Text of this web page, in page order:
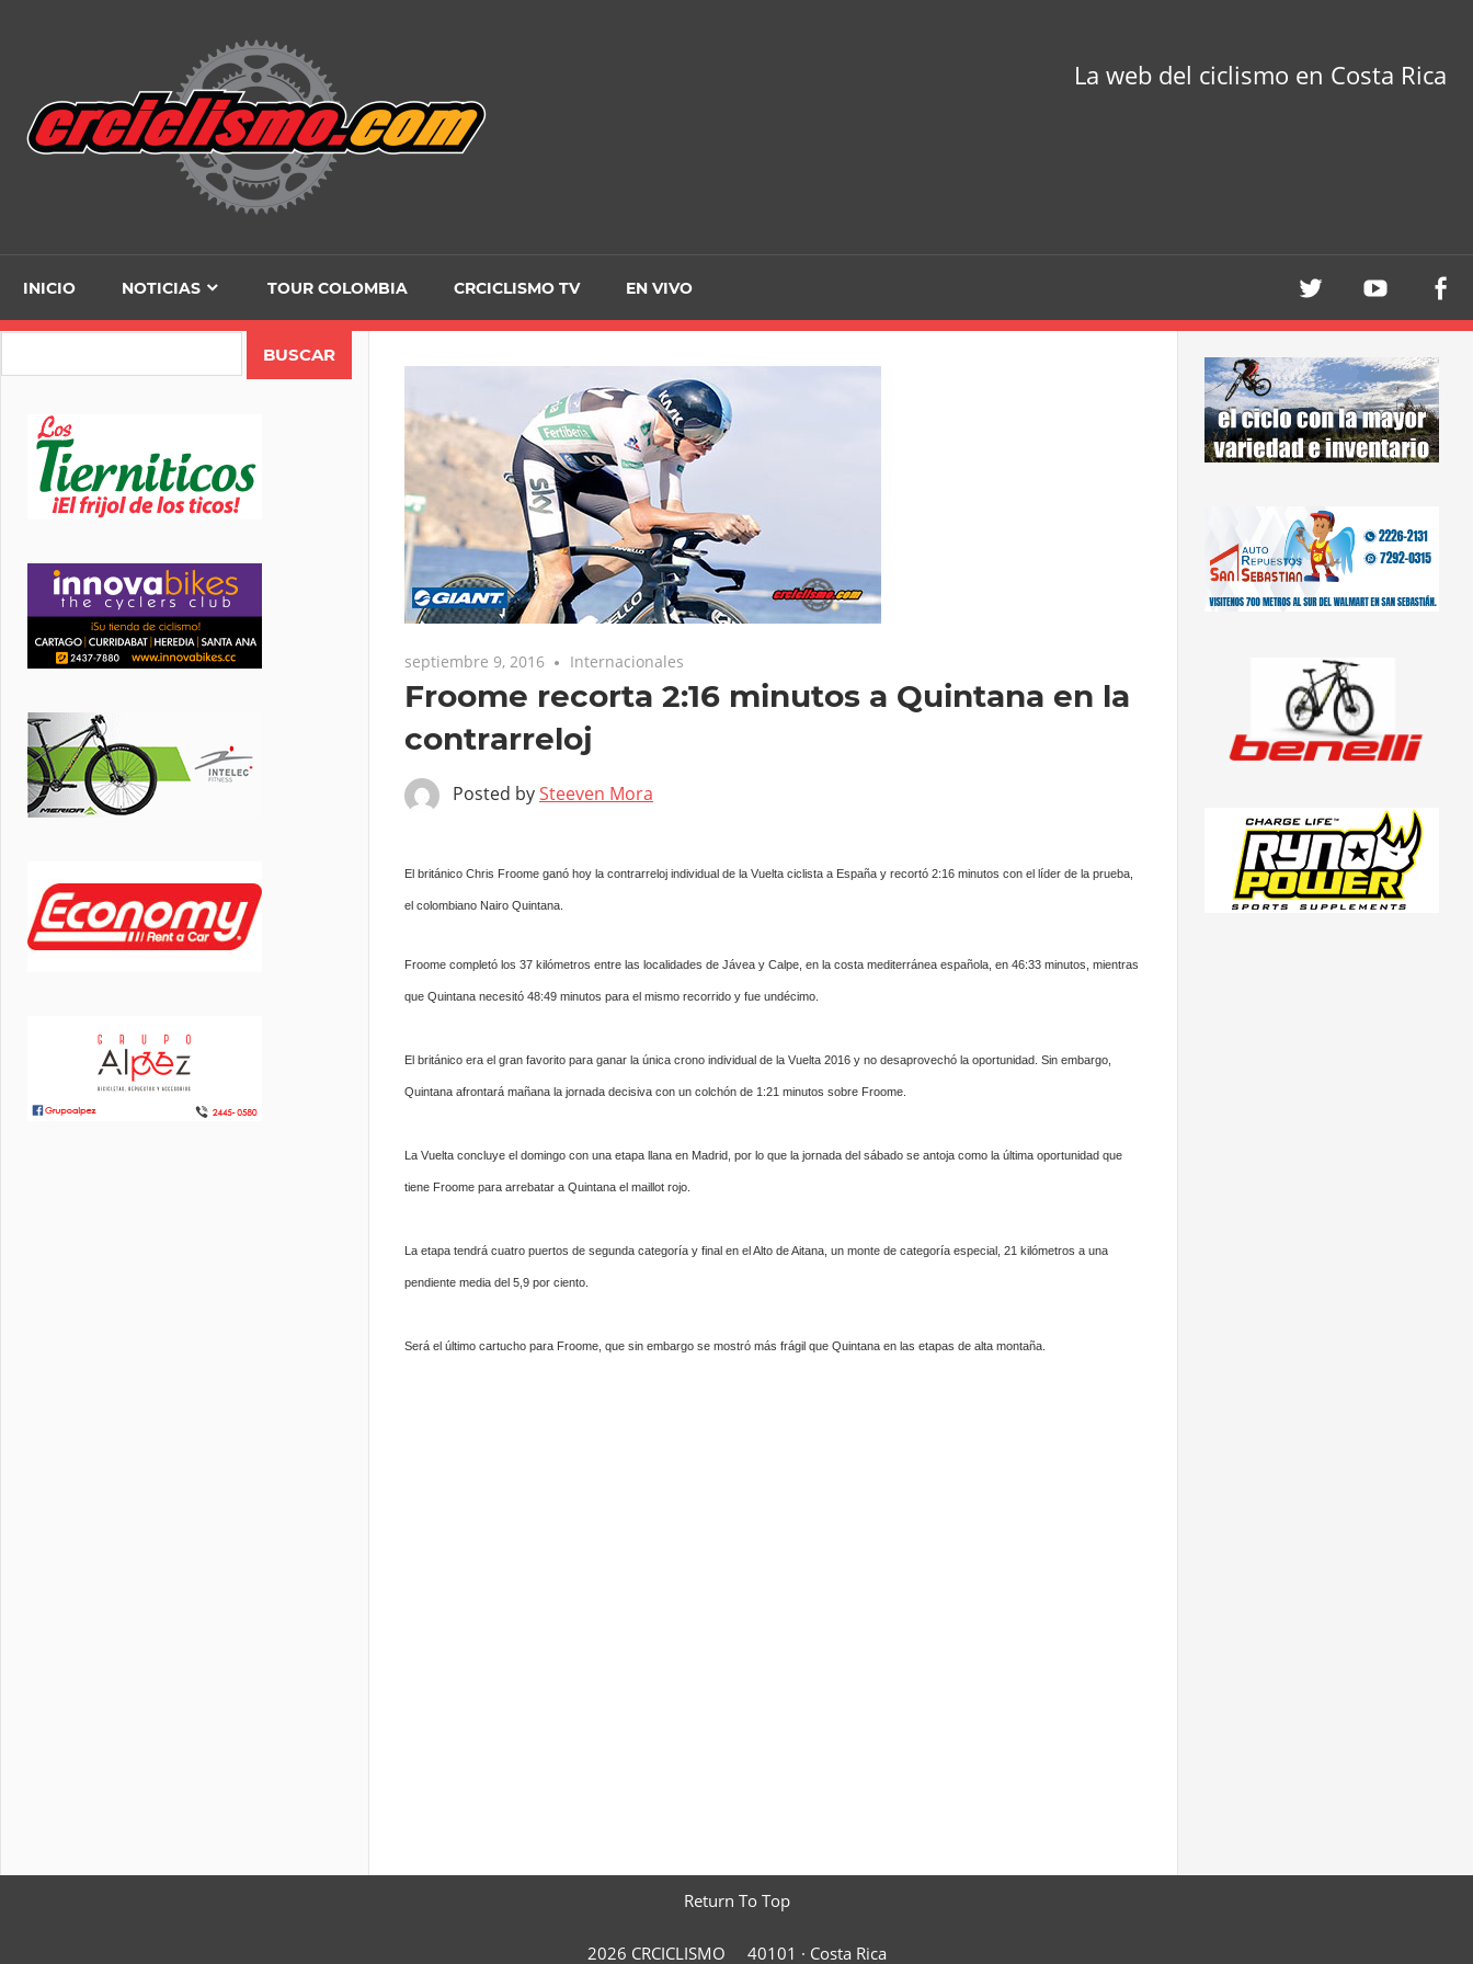
La web del ciclismo en Costa Rica
INICIO NOTICIAS TOUR COLOMBIA CRCICLISMO TV EN VIVO
septiembre 9, 2016 Internacionales
Froome recorta 2:16 minutos a Quintana en la
contrarreloj
Posted bySteeven Mora
El británico Chris Froome ganó hoy la contrarreloj individual de la Vuelta ciclista a España y recortó 2:16 minutos con el líder de la prueba,
el colombiano Nairo Quintana.
Froome completó los 37 kilómetros entre las localidades de Jávea y Calpe, en la costa mediterránea española, en 46:33 minutos, mientras
que Quintana necesitó 48:49 minutos para el mismo recorrido y fue undécimo.
El británico era el gran favorito para ganar la única crono individual de la Vuelta 2016 y no desaprovechó la oportunidad. Sin embargo,
Quintana afrontará mañana la jornada decisiva con un colchón de 1:21 minutos sobre Froome.
La Vuelta concluye el domingo con una etapa llana en Madrid, por lo que la jornada del sábado se antoja como la última oportunidad que
tiene Froome para arrebatar a Quintana el maillot rojo.
La etapa tendrá cuatro puertos de segunda categoría y final en el Alto de Aitana, un monte de categoría especial, 21 kilómetros a una
pendiente media del 5,9 por ciento.
Será el último cartucho para Froome, que sin embargo se mostró más frágil que Quintana en las etapas de alta montaña.
Return To Top
2026 CRCICLISMO 40101 · Costa Rica